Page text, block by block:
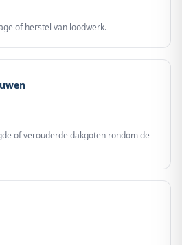
of herstel van loodwerk.
of verouderde dakgoten rondom de